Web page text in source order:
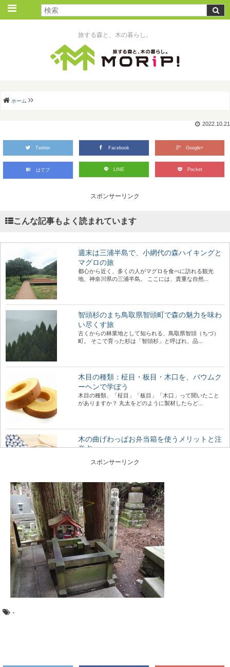
旅する森と、木の暮らし。
ホーム
2022.10.21
Twitter Facebook Google+
はてブ LINE Pocket
スポンサーリンク
こんな記事もよく読まれています
週末は三浦半島で、小網代の森ハイキングと
マグロの旅
都心から近く、多くの人がマグロを食べに訪れる観光
地、神奈川県の三浦半島。 ここには、貴重な自然...
智頭杉のまち鳥取県智頭町で森の魅力を味わ
い尽くす旅
古くからの林業地として知られる、鳥取県智頭（ちづ）
町。 そこで育った杉は「智頭杉」と呼ばれ、品...
木目の種類：柾目・板目・木口を、バウムク
ーヘンで学ぼう
木目の種類、「柾目」「板目」「木口」って聞いたこと
がありますか？ 丸太をどのように製材したらど...
木の曲げわっぱお弁当箱を使うメリットと注
意点
の「曲げわっぱ」のお弁当箱。 なんとなくかっ...
大阪から日帰りで行ける、高野山森林セラピ
ーとは？
近年、全国に増えている森林セラピー®基地。 森林をフ
ィールドにして、日常から離れてリフレッシュ...
カラマツ：知っておきたい日本の木材～その
特徴と物語～
日本人なら知っておきたい日本の木材をご紹介するシリ
ーズ。 今回は、日本で唯一の落葉する針葉樹「...
スポンサーリンク
-